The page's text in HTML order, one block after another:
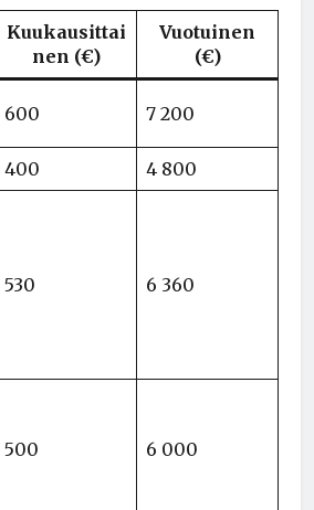
Kuukausittai
nen (€)
Vuotuinen
(€)
600 7 200
400
4 800
530 6 360
500 6 000